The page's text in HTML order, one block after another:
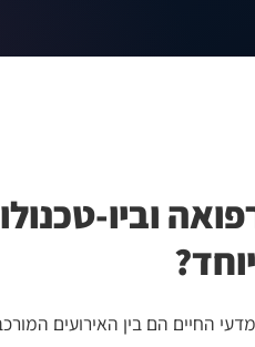
וביו-
החיים הם בין האירועים